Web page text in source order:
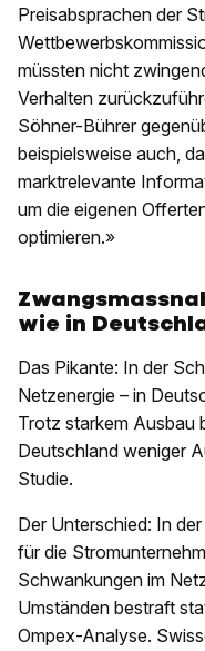
Preisabsprachen der
müssten nicht
Verhalten
Söhner-Bührer
beispielsweise auch,
marktrelevante
um die eigenen
optimieren.»
wie in
Das Pikante: In der
Netzenergie – in
Trotz starkem Ausbau
Deutschland weniger
Studie.
Der Unterschied: In
für die
Schwankungen im
Umständen bestraft
Ompex-Analyse.